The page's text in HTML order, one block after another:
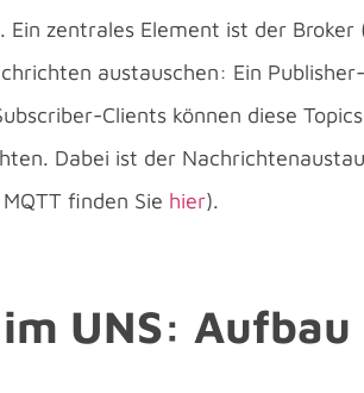
zentrales Element ist der Broker
austauschen: Ein
Clients können diese
Dabei ist der
finden Sie hier).
UNS: Aufbau